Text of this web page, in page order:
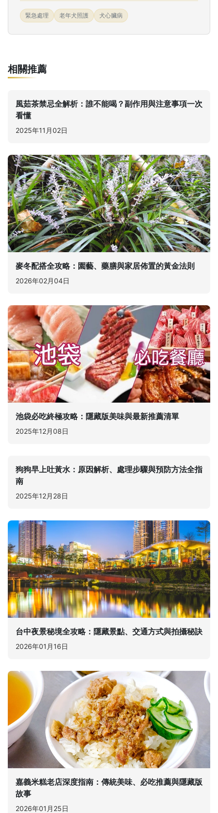
緊急處理 老年犬照護 犬心臟病
相關推薦
風茹茶禁忌全解析：誰不能喝？副作用與注意事項一次
看懂
2025年11月02日
麥冬配搭全攻略：園藝、藥膳與家居佈置的黃金法則
2026年02月04日
池袋必吃終極攻略：隱藏版美味與最新推薦清單
2025年12月08日
狗狗早上吐黃水：原因解析、處理步驟與預防方法全指
南
2025年12月28日
台中夜景秘境全攻略：隱藏景點、交通方式與拍攝秘訣
2026年01月16日
嘉義米糕老店深度指南：傳統美味、必吃推薦與隱藏版
故事
2026年01月25日